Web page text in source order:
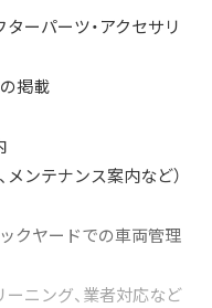
ーパーツ・アクセサリ
掲載
メンテナンス案内など）
クヤードでの車両管理
ーニング、業者対応など